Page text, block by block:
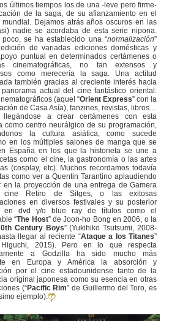
últimos tiempos los de una -leve pero firme-
de la saga, de su afianzamiento en el
mundial. Dejamos atrás años oscuros en las
nadie se acordaba de esta serie nipona.
poco, se ha establecido una “normalización”
de variadas ediciones domésticas y
puntual en determinados certámenes o
cinematográficas, no tan extensos y
como merecería la saga. Una actitud
también gracias al creciente interés hacia
actual del cine fantástico oriental:
(aquel “Orient Express” con la
de Casa Asía), fanzines, revistas, libros…
llegándose a crear certámenes con esta
como centro neurálgico de su programación,
la cultura asiática, como sucede
en los múltiples salones de manga que se
España en los que la historieta se une a
como el cine, la gastronomía o las artes
(cosplay, etc). Muchos recordamos todavía
como ver a Quentin Tarantino aplaudiendo
en la proyección de una entrega de Gamera
Retiro de Sitges, o las exitosas
en diversos festivales y su posterior
en dvd y/o blue ray de títulos como el
“The Host” de Joon-ho Bong en 2006, o la
Century Boys” (Yukihiko Tsutsumi, 2008-
llegar al reciente “Ataque a los Titanes”
2015). Pero en lo que respecta
a Godzilla ha sido mucho más
en Europa y América la absorción y
por el cine estadounidense tanto de la
original japonesa como su esencia en otras
(“Pacific Rim” de Guillermo del Toro, es
ejemplo).